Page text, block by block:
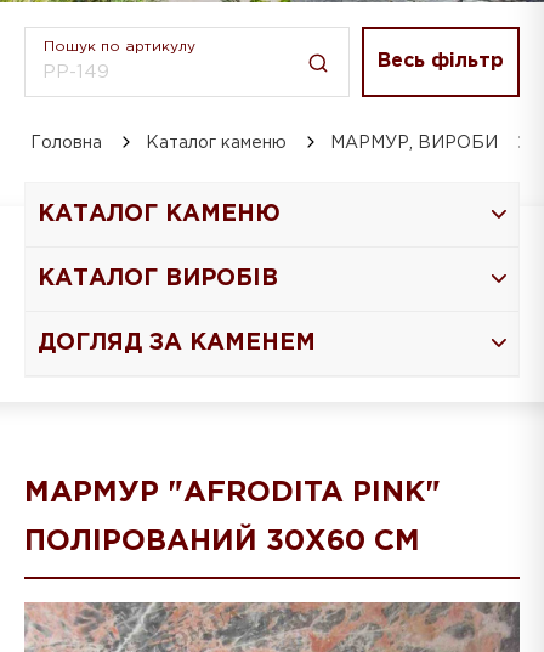
Пошук по артикулу
Весь фільтр
Головна Каталог каменю МАРМУР, ВИРОБИ
КАТАЛОГ КАМЕНЮ
КАТАЛОГ ВИРОБІВ
ДОГЛЯД ЗА КАМЕНЕМ
МАРМУР "AFRODITA PINK"
ПОЛІРОВАНИЙ 30X60 СМ